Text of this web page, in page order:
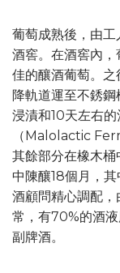
葡萄成熟後，由
酒窖。在酒窖內
佳的釀酒葡萄。
降軌道運至不銹
浸漬和10天左右
（Malolactic
其餘部分在橡木
中陳釀18個月，
酒顧問精心調配
常，有70%的酒
副牌酒。